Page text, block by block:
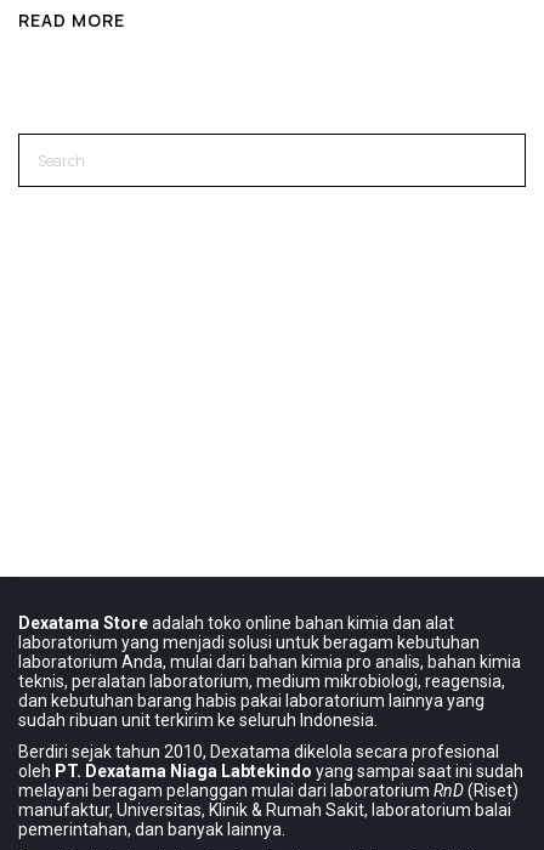
READ MORE
Dexatama Storeadalah toko online bahan kimia dan alat
laboratorium yang menjadi solusi untuk beragam kebutuhan
laboratorium Anda, mulai dari bahan kimia pro analis, bahan kimia
teknis, peralatan laboratorium, medium mikrobiologi, reagensia,
dan kebutuhan barang habis pakai laboratorium lainnya yang
sudah ribuan unit terkirim ke seluruh Indonesia.
Berdiri sejak tahun 2010, Dexatama dikelola secara profesional
oleh PT. Dexatama Niaga Labtekindo yang sampai saat ini sudah
melayani beragam pelanggan mulai dari laboratorium RnD(Riset)
manufaktur, Universitas, Klinik & Rumah Sakit, laboratorium balai
pemerintahan, dan banyak lainnya.